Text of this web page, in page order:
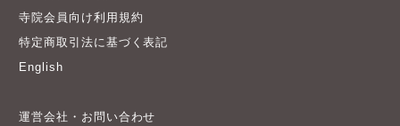
寺院会員向け利用規約
特定商取引法に基づく表記
English
運営会社・お問い合わせ